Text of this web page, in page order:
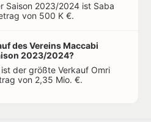
Saison 2023/2024 ist Saba
von 500 K €.
des Vereins Maccabi
2023/2024?
der größte Verkauf Omri
von 2,35 Mio. €.